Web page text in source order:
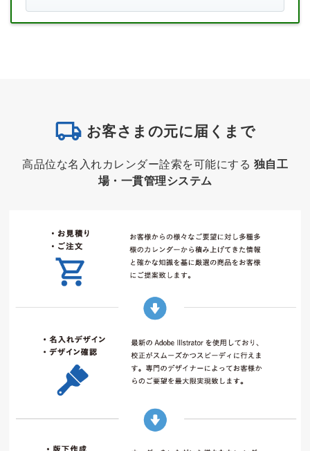
お客さまの元に届くまで
高品位な名入れカレンダー詮索を可能にする 独自工
場・一貫管理システム